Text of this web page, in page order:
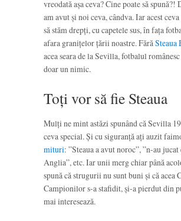
vreodată așa ceva? Cine poate să spună?!
am avut și noi ceva, cândva. Iar acest
să stăm drepți, cu capetele sus, în fața
afara granițelor țării noastre. Fără Steaua
acea seara de la Sevilla, fotbalul românesc
doar un nimic.
Toți vor să fie Steaua
Mulți ne mint astăzi spunând că Sevilla
ceva special. Și cu siguranță ați auzit
mituri: ”Steaua a avut noroc”, ”n-au
Anglia”, etc. Iar unii merg chiar până
spună că strugurii nu sunt buni și că acea
Campionilor s-a stafidit, și-a pierdut din
mai interesează.